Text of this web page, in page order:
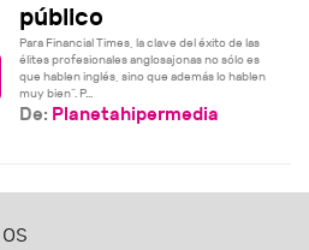
público
Para Financial Times, la clave del éxito de las
élites profesionales anglosajonas no sólo es
que hablen inglés, sino que además lo hablen
muy bien”. P...
De: Planetahipermedia